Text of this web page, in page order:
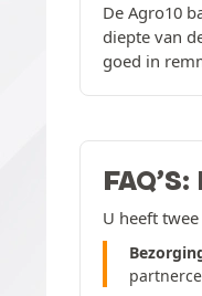
De Agro10
diepte van
goed in
U heeft